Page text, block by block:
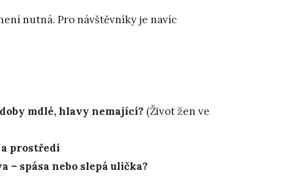
nutná. Pro návštěvníky je navíc
mdlé, hlavy nemající? (Život žen ve
prostředí
– spása nebo slepá ulička?